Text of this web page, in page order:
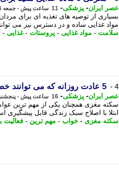
عصر ایران- پزشکی- 11 ساعت پیش - جمعه 16 مرداد 1405، 02:05
بسیاری از توصیه های تغذیه ای برای
مواد غذایی ساده و در دسترس نیز می
سلامت - مواد غذایی - پروستات -غذایی -
4 - 5 عادت روزانه که می توانند خطر سکته مغزی را کاهش دهند
عصر ایران- پزشکی- 16 ساعت پیش - پنجشنبه 15 مرداد 1405، 21:35
سکته مغزی همچنان یکی از مهم ترین
ابتلا با اصلاح سبک زندگی قابل پیشگیری
سکته مغزی - خواب - مهم ترین - فعالیت